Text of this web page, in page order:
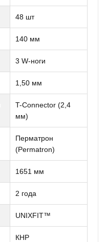
48 шт
140 мм
3 W-ноги
1,50 мм
T-Connector (2,4
мм)
Перматрон
(Permatron)
1651 мм
2 года
UNIXFIT™
КНР